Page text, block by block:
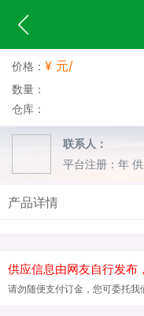
价格： ¥ 元/
数量：
仓库：
联系人：
平台注册：年
产品详情
供应信息由网友自行发布
请勿随便支付订金，您可委托我